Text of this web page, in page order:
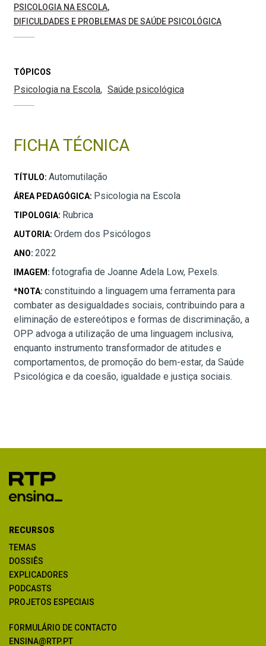
PSICOLOGIA NA ESCOLA
DIFICULDADES E PROBLEMAS DE SAÚDE PSICOLÓGICA
TÓPICOS
Psicologia na Escola Saúde psicológica
FICHA TÉCNICA
TÍTULO: Automutilação
ÁREA PEDAGÓGICA: Psicologia na Escola
TIPOLOGIA: Rubrica
AUTORIA: Ordem dos Psicólogos
ANO: 2022
IMAGEM: fotografia de Joanne Adela Low, Pexels.
*NOTA: constituindo a linguagem uma ferramenta para
combater as desigualdades sociais, contribuindo para a
eliminação de estereótipos e formas de discriminação, a
OPP advoga a utilização de uma linguagem inclusiva,
enquanto instrumento transformador de atitudes e
comportamentos, de promoção do bem-estar, da Saúde
Psicológica e da coesão, igualdade e justiça sociais.
RECURSOS
TEMAS
DOSSIÊS
EXPLICADORES
PODCASTS
PROJETOS ESPECIAIS
FORMULÁRIO DE CONTACTO
ENSINA@RTP.PT